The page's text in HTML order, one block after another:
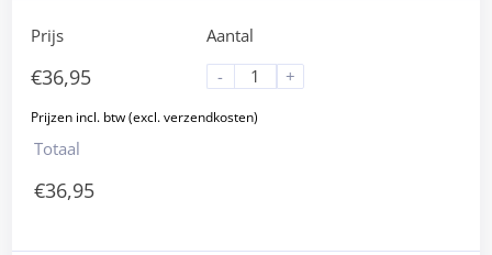
Prijs
€36,95
Aantal
-
+
Totaal
€36,95